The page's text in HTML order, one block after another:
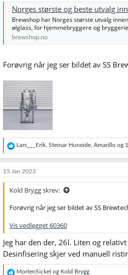
Norges største og beste utvalg
Brewshop har Norges største utvalg
ølglass, for hjemmebryggere og
brewshop.no
Forøvrig når jeg ser bildet av SS
R
e
a
j
o
e
:
Lars___Erik Steinar Huneide Amarillo og
15 Jan 2023
Kold Brygg skrev:
Forøvrig når jeg ser bildet av SS
Vis vedlegget 60360
Jeg har den der, 26l. Liten og
Desinfisering skjer ved manuell
R
MortenSickel og Kold Brygg